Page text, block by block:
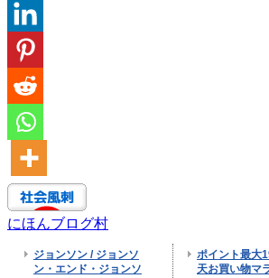
にほんブログ村